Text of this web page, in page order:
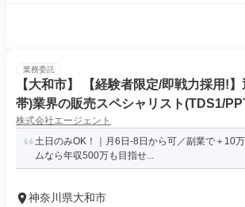
業務委託
【大和市】 【経験者限定/即戦力採用!
帯)業界の販売スペシャリスト(TDS1/
株式会社エージェント
土日のみOK！｜月6日-8日から可／副業で＋10
ムなら年収500万も目指せ...
神奈川県大和市